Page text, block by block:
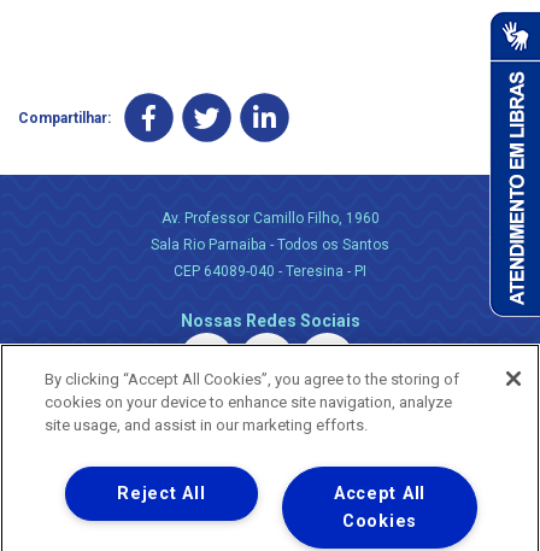
Compartilhar:
Av. Professor Camillo Filho, 1960
Sala Rio Parnaiba - Todos os Santos
CEP 64089-040 - Teresina - PI
Nossas Redes Sociais
Uma empresa
Copyright ® 2026 - Todos os Direitos Reservados.
By clicking “Accept All Cookies”, you agree to the storing of
cookies on your device to enhance site navigation, analyze
site usage, and assist in our marketing efforts.
Accept All
Cookies
Reject All